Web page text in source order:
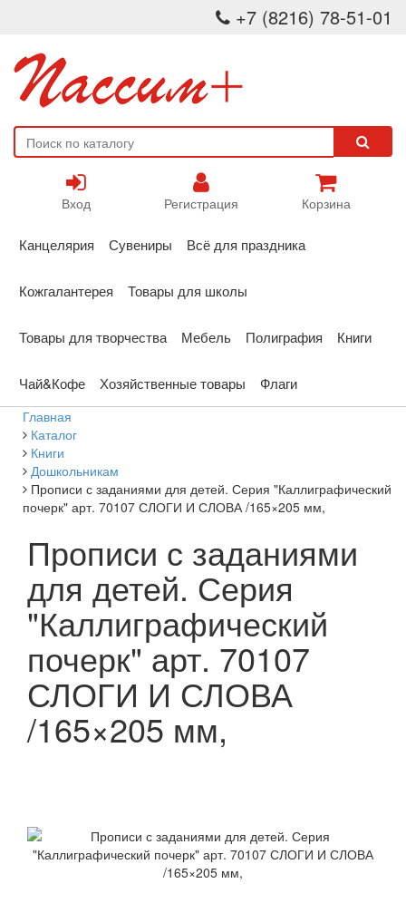
+7 (8216) 78-51-01
Вход Регистрация Корзина
Канцелярия Сувениры Всё для праздника
Кожгалантерея Товары для школы
Товары для творчества Мебель Полиграфия Книги
Чай&Кофе Хозяйственные товары Флаги
Главная
Каталог
Книги
Дошкольникам
Прописи с заданиями для детей. Серия "Каллиграфический
почерк" арт. 70107 СЛОГИ И СЛОВА /165×205 мм,
Прописи с заданиями
для детей. Серия
"Каллиграфический
почерк" арт. 70107
СЛОГИ И СЛОВА
/165×205 мм,